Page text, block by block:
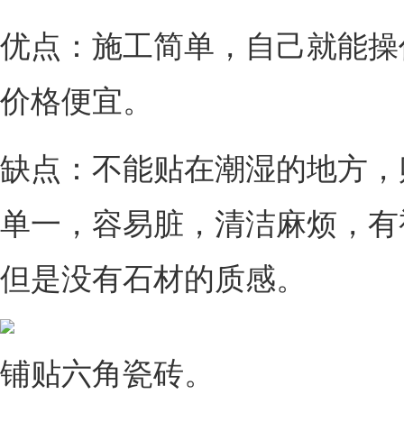
优点：施工简单，自己就能
价格便宜。
缺点：不能贴在潮湿的地方
单一，容易脏，清洁麻烦，
但是没有石材的质感。
铺贴六角瓷砖。